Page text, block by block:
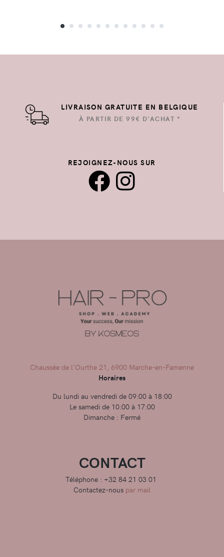
LIVRAISON GRATUITE EN BELGIQUE
À PARTIR DE 99€ D'ACHAT *
REJOIGNEZ-NOUS SUR
Chaussée de l'Ourthe 21, 6900 Marche-en-Famenne
Horaires
Du lundi au vendredi de 09:00 à 18:00
Le samedi de 10:00 à 17:00
Dimanche : Fermé
CONTACT
Téléphone : +32 84 21 03 01
Contactez-nous par mail